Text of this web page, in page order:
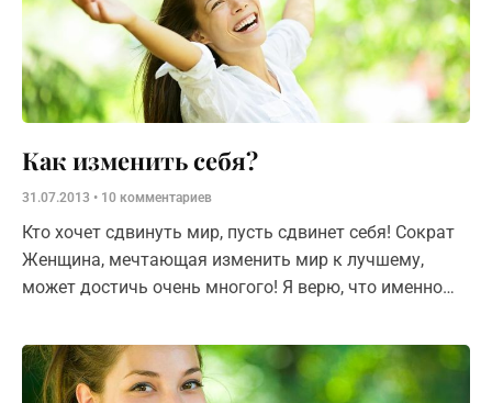
Как изменить себя?
31.07.2013 10 комментариев
Кто хочет сдвинуть мир, пусть сдвинет себя! Сократ
Женщина, мечтающая изменить мир к лучшему,
может достичь очень многого! Я верю, что именно
целями